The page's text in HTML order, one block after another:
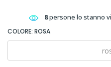
8persone lo stanno
COLORE: ROSA